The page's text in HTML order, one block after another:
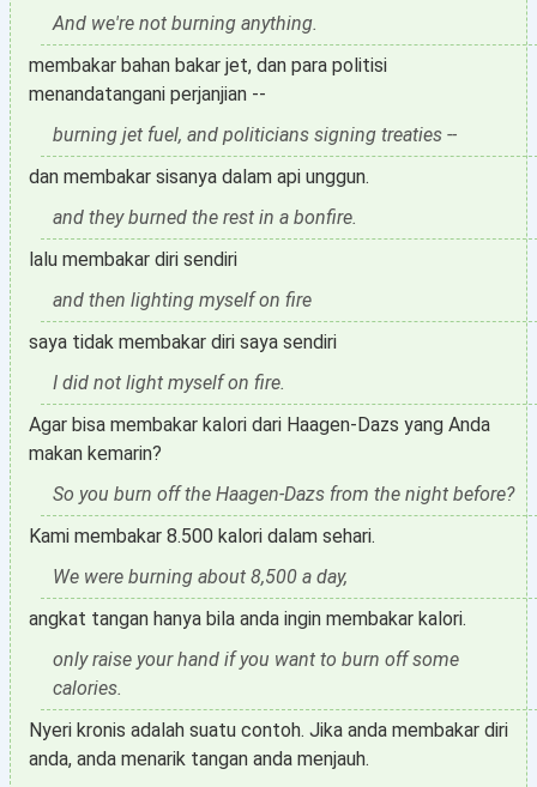
And we're not burning anything.
membakar bahan bakar jet, dan para politisi
menandatangani perjanjian --
burning jet fuel, and politicians signing treaties --
dan membakar sisanya dalam api unggun.
and they burned the rest in a bonfire.
lalu membakar diri sendiri
and then lighting myself on fire
saya tidak membakar diri saya sendiri
I did not light myself on fire.
Agar bisa membakar kalori dari Haagen-Dazs yang Anda
makan kemarin?
So you burn off the Haagen-Dazs from the night before?
Kami membakar 8.500 kalori dalam sehari.
We were burning about 8,500 a day,
angkat tangan hanya bila anda ingin membakar kalori.
only raise your hand if you want to burn off some
calories.
Nyeri kronis adalah suatu contoh. Jika anda membakar diri
anda, anda menarik tangan anda menjauh.